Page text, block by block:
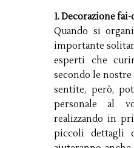
1. Decorazione fai-
Quando si
importante
esperti che
secondo le nostre
sentite, però,
personale al
realizzando in
piccoli dettagli